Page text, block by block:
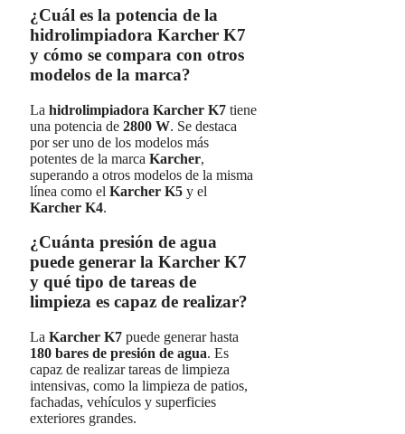
¿Cuál es la potencia de la
hidrolimpiadora Karcher K7
y cómo se compara con otros
modelos de la marca?
La hidrolimpiadora Karcher K7 tiene
una potencia de 2800 W. Se destaca
por ser uno de los modelos más
potentes de la marca Karcher,
superando a otros modelos de la misma
línea como el Karcher K5 y el
Karcher K4.
¿Cuánta presión de agua
puede generar la Karcher K7
y qué tipo de tareas de
limpieza es capaz de realizar?
La Karcher K7 puede generar hasta
180 bares de presión de agua. Es
capaz de realizar tareas de limpieza
intensivas, como la limpieza de patios,
fachadas, vehículos y superficies
exteriores grandes.